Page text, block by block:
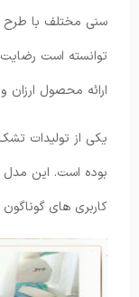
سنی مختلف با
توانسته است
ارائه محصول
یکی از تولیدات
بوده است. این مدل
کاربری های